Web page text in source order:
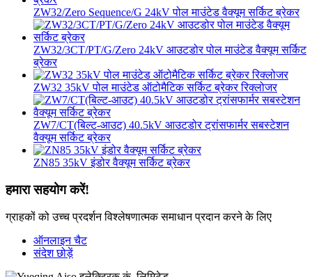
ZW32/Zero Sequence/G 24kV पोल माउंटेड वैक्यूम सर्किट ब्रेकर
ZW32/3CT/PT/G/Zero 24kV आउटडोर पोल माउंटेड वैक्यूम सर्किट
ब्रेकर
ZW32 35kV पोल माउंटेड ऑटोमैटिक सर्किट ब्रेकर रिक्लोजर
ZW7/CT(बिल्ट-आउट) 40.5kV आउटडोर ट्रांसफार्मर सबस्टेशन
वैक्यूम सर्किट ब्रेकर
ZN85 35kV इंडोर वैक्यूम सर्किट ब्रेकर
हमारा सहयोग करें!
ग्राहकों को उच्च प्रदर्शन विश्लेषणात्मक समाधान प्रदान करने के लिए
ऑनलाइन चैट
संदेश छोड़ें